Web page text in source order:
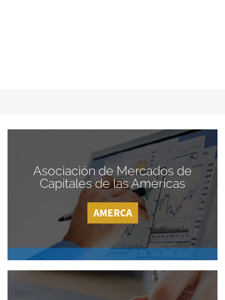
Asociación de Mercados de
Capitales de las Américas
AMERCA